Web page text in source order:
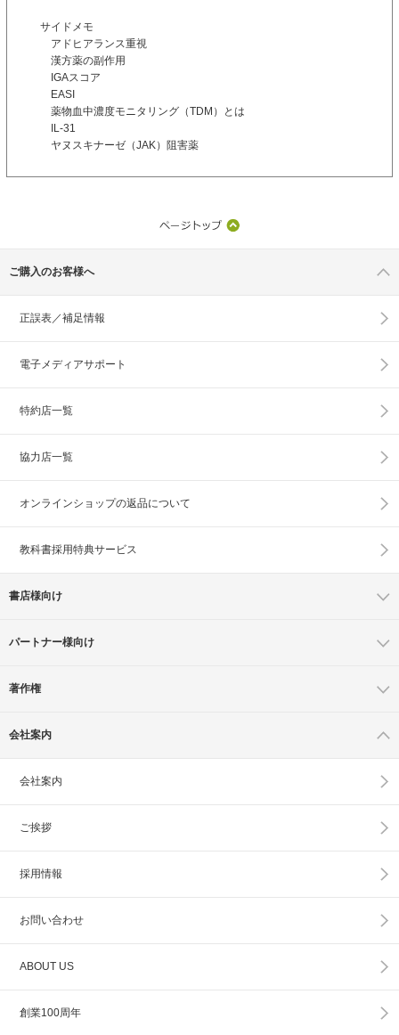
サイドメモ
アドヒアランス重視
漢方薬の副作用
IGAスコア
EASI
薬物血中濃度モニタリング（TDM）とは
IL-31
ヤヌスキナーゼ（JAK）阻害薬
ご購入のお客様へ
正誤表／補足情報
電子メディアサポート
特約店一覧
協力店一覧
オンラインショップの返品について
教科書採用特典サービス
書店様向け
パートナー様向け
著作権
会社案内
会社案内
ご挨拶
採用情報
お問い合わせ
ABOUT US
創業100周年